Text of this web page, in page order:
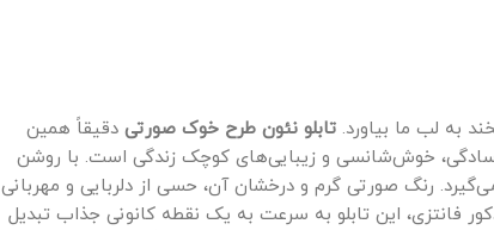
به لب ما بیاورد. تابلو نئون طرح خوک صورتی دقیقاً همین
سادگی، خوش‌شانسی و زیبایی‌های کوچک زندگی است. با روشن
رنگ صورتی گرم و درخشان آن، حسی از دلربایی و مهربانی
فانتزی، این تابلو به سرعت به یک نقطه کانونی جذاب تبدیل